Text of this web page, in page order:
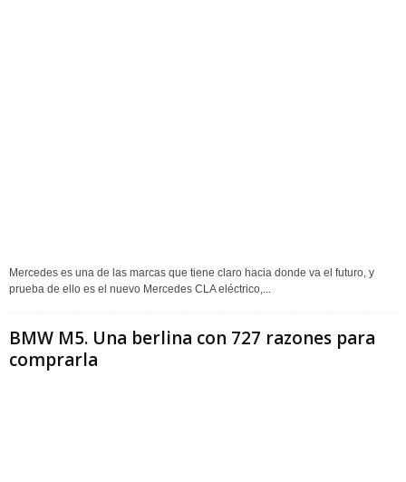
Mercedes es una de las marcas que tiene claro hacia donde va el futuro, y
prueba de ello es el nuevo Mercedes CLA eléctrico,...
BMW M5. Una berlina con 727 razones para
comprarla